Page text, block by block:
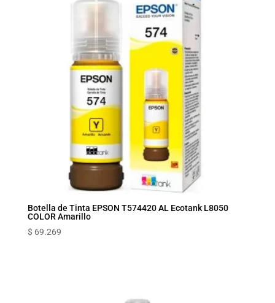
Botella de Tinta EPSON T574420 AL Ecotank L8050
COLOR Amarillo
$ 69.269